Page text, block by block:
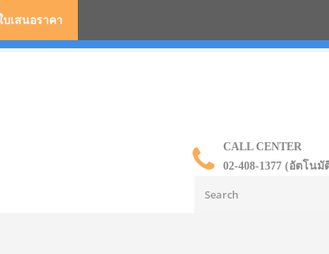
CALL CENTER
02-408-1377 (อัตโนมั
บเสนอราคา
นเดียว ร่มกอล์ฟ ร่มกลับด้าน ราคาส่ง